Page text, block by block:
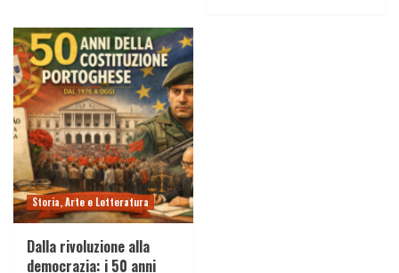
Storia, Arte e Letteratura
Dalla rivoluzione alla
democrazia: i 50 anni